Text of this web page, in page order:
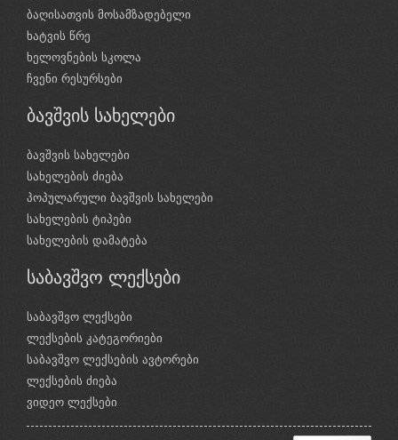
ბაღისათვის მოსამზადებელი
ხატვის წრე
ხელოვნების სკოლა
ჩვენი რესურსები
ბავშვის სახელები
ბავშვის სახელები
სახელების ძიება
პოპულარული ბავშვის სახელები
სახელების ტიპები
სახელების დამატება
საბავშვო ლექსები
საბავშვო ლექსები
ლექსების კატეგორიები
საბავშვო ლექსების ავტორები
ლექსების ძიება
ვიდეო ლექსები